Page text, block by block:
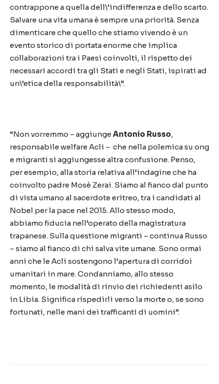
contrappone a quella dell\’indifferenza e dello scarto.
Salvare una vita umana è sempre una priorità. Senza
dimenticare che quello che stiamo vivendo è un
evento storico di portata enorme che implica
collaborazioni tra i Paesi coinvolti, il rispetto dei
necessari accordi tra gli Stati e negli Stati, ispirati ad
un\’etica della responsabilità\”.
“Non vorremmo – aggiunge Antonio Russo,
responsabile welfare Acli – che nella polemica su ong
e migranti si aggiungesse altra confusione. Penso,
per esempio, alla storia relativa all’indagine che ha
coinvolto padre Mosè Zerai. Siamo al fianco dal punto
di vista umano al sacerdote eritreo, tra i candidati al
Nobel per la pace nel 2015. Allo stesso modo,
abbiamo fiducia nell’operato della magistratura
trapanese. Sulla questione migranti – continua Russo
– siamo al fianco di chi salva vite umane. Sono ormai
anni che le Acli sostengono l’apertura di corridoi
umanitari in mare. Condanniamo, allo stesso
momento, le modalità di rinvio dei richiedenti asilo
in Libia. Significa rispedirli verso la morte o, se sono
fortunati, nelle mani dei trafficanti di uomini”.